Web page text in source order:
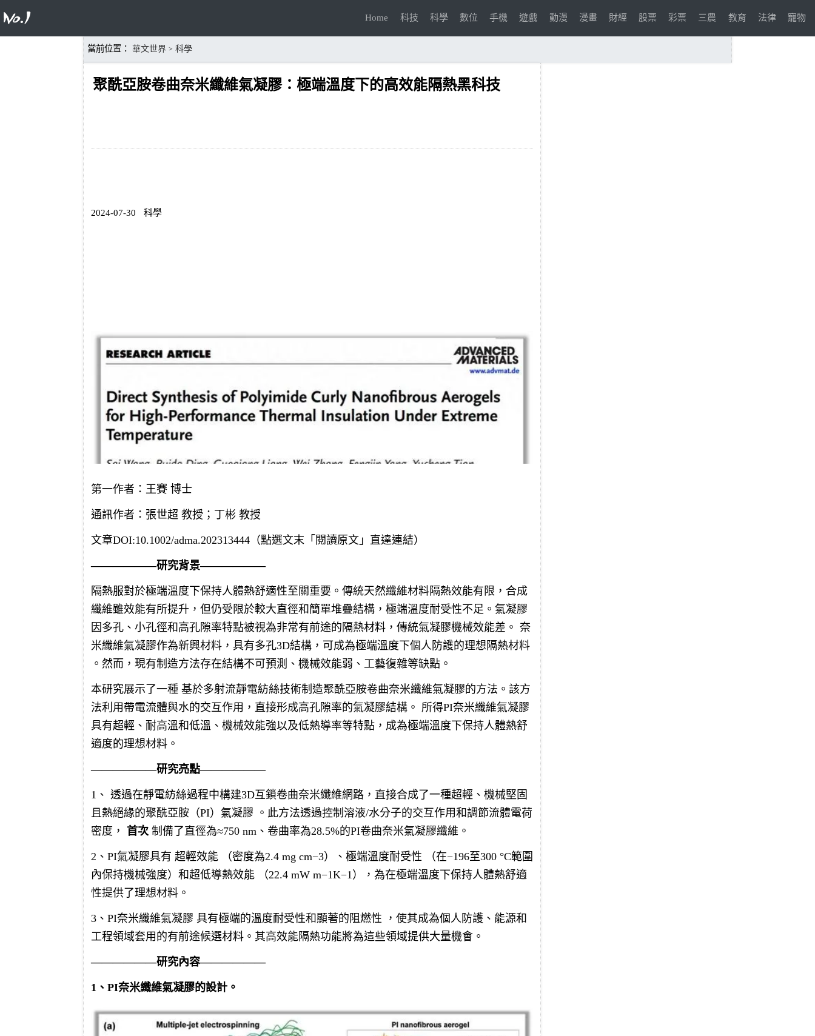
Home 科技 科學 數位 手機 遊戲 動漫 漫畫 財經 股票 彩票 三農 教育 法律 寵物
當前位置： 華文世界 > 科學
聚酰亞胺卷曲奈米纖維氣凝膠：極端溫度下的高效能隔熱黑科技
2024-07-30 科學
第一作者：王賽 博士
通訊作者：張世超 教授；丁彬 教授
文章DOI:10.1002/adma.202313444（點選文末「閱讀原文」直達連結）
——————研究背景——————
隔熱服對於極端溫度下保持人體熱舒適性至關重要。傳統天然纖維材料隔熱效能有限，合成
纖維雖效能有所提升，但仍受限於較大直徑和簡單堆疊結構，極端溫度耐受性不足。氣凝膠
因多孔、小孔徑和高孔隙率特點被視為非常有前途的隔熱材料，傳統氣凝膠機械效能差。 奈
米纖維氣凝膠作為新興材料，具有多孔3D結構，可成為極端溫度下個人防護的理想隔熱材料
。然而，現有制造方法存在結構不可預測、機械效能弱、工藝復雜等缺點。
本研究展示了一種 基於多射流靜電紡絲技術制造聚酰亞胺卷曲奈米纖維氣凝膠的方法。該方
法利用帶電流體與水的交互作用，直接形成高孔隙率的氣凝膠結構。 所得PI奈米纖維氣凝膠
具有超輕、耐高溫和低溫、機械效能強以及低熱導率等特點，成為極端溫度下保持人體熱舒
適度的理想材料。
——————研究亮點——————
1、 透過在靜電紡絲過程中構建3D互鎖卷曲奈米纖維網路，直接合成了一種超輕、機械堅固
且熱絕緣的聚酰亞胺（PI）氣凝膠 。此方法透過控制溶液/水分子的交互作用和調節流體電荷
密度， 首次 制備了直徑為≈750 nm、卷曲率為28.5%的PI卷曲奈米氣凝膠纖維。
2、PI氣凝膠具有 超輕效能 （密度為2.4 mg cm−3）、極端溫度耐受性 （在−196至300 °C範圍
內保持機械強度）和超低導熱效能 （22.4 mW m−1K−1），為在極端溫度下保持人體熱舒適
性提供了理想材料。
3、PI奈米纖維氣凝膠 具有極端的溫度耐受性和顯著的阻燃性 ，使其成為個人防護、能源和
工程領域套用的有前途候選材料。其高效能隔熱功能將為這些領域提供大量機會。
——————研究內容——————
1、PI奈米纖維氣凝膠的設計。